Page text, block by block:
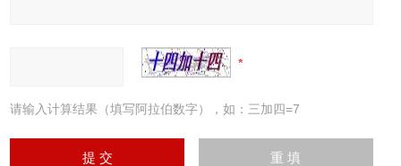
请输入计算结果（填写阿拉伯数字），如：三加四=7